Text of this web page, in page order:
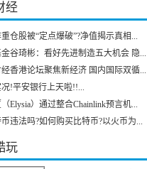
经
仓股被“定点爆破”?净值揭示真相...
谷琦彬：看好先进制造五大机会 隐...
香港论坛聚焦新经济 国内国际双循...
!平安银行上天啦!!...
Elysia）通过整合Chainlink预言机...
违法吗?如何购买比特币?以火币为...
玩